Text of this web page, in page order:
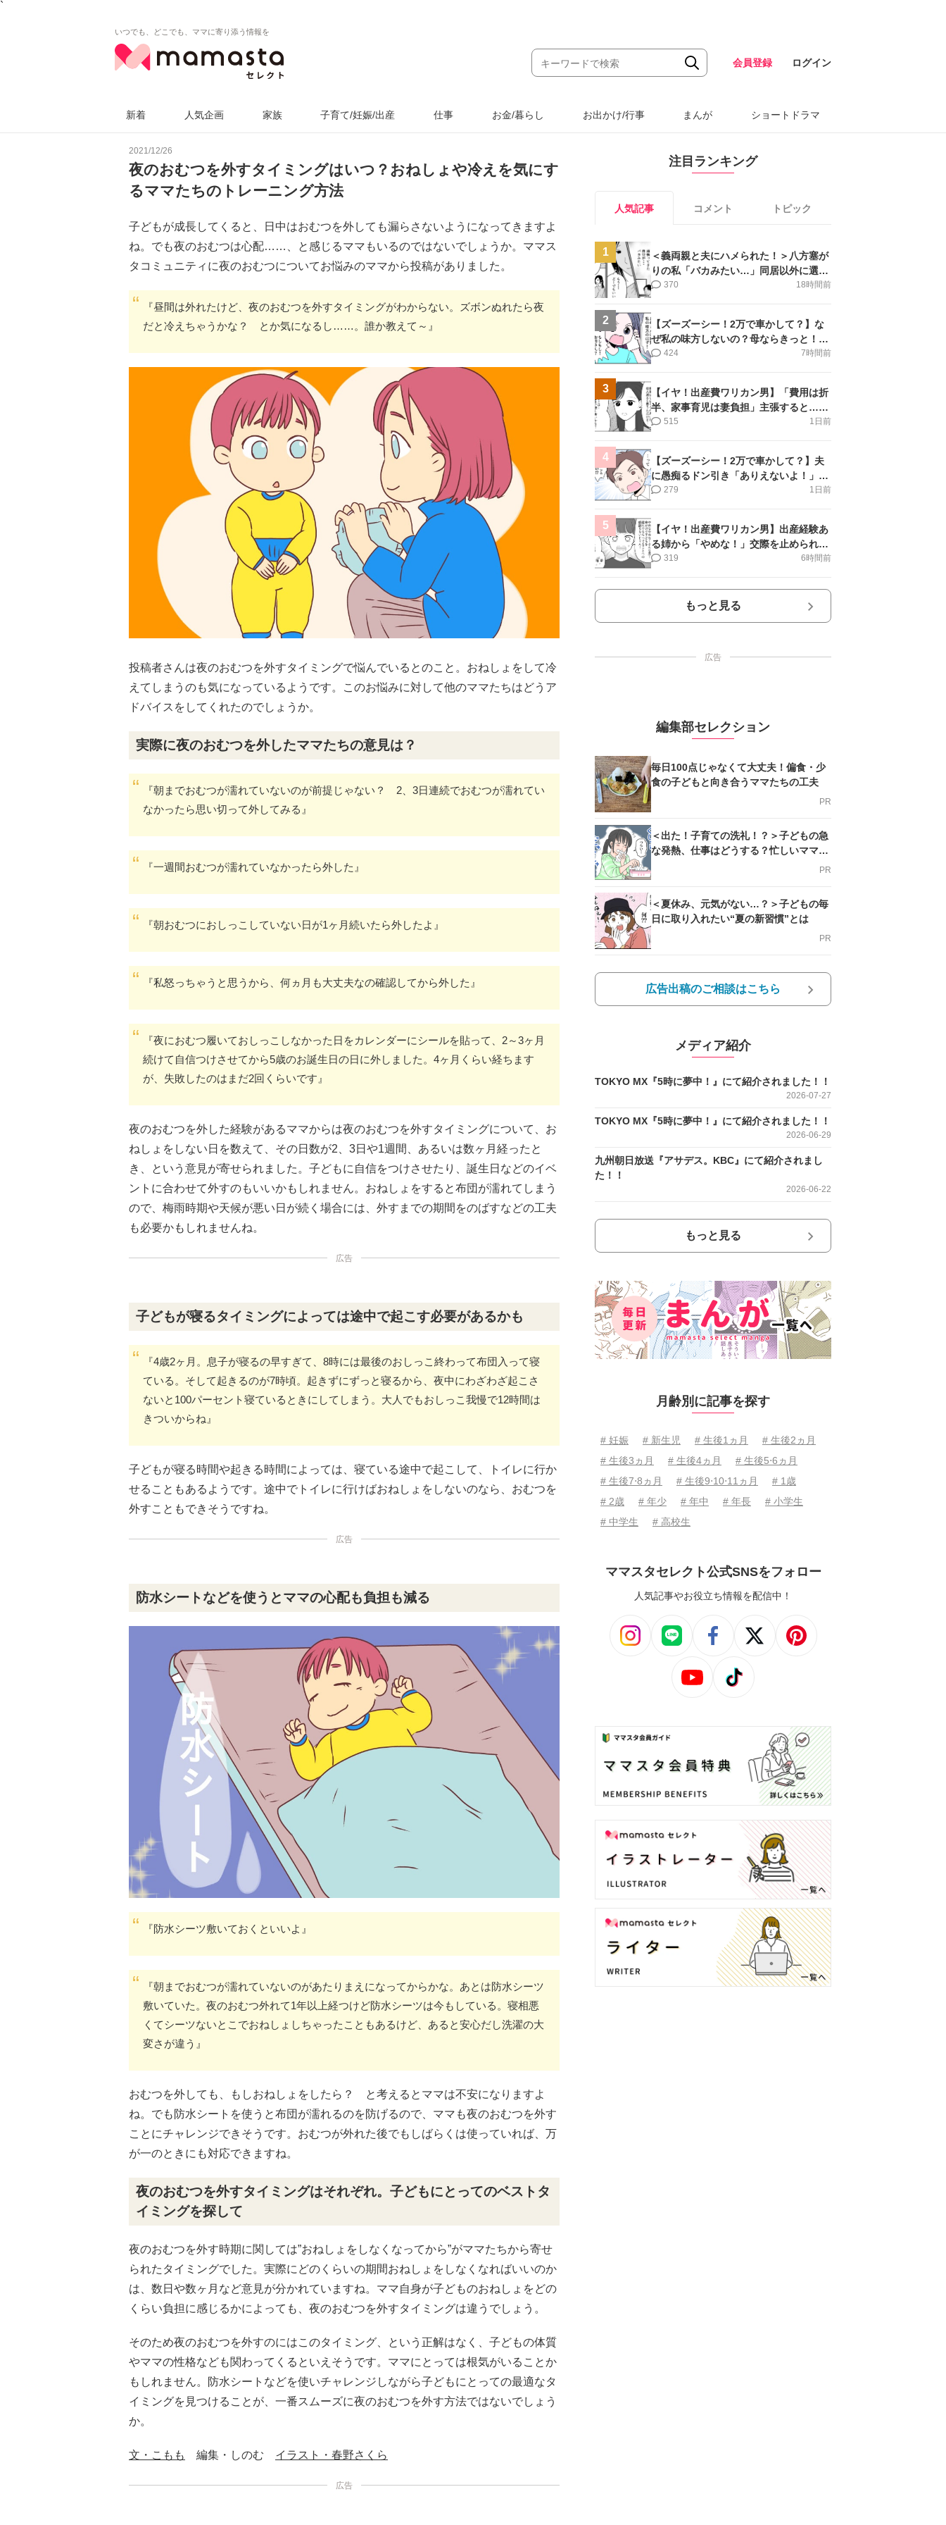
`
いつでも、どこでも、ママに寄り添う情報を
会員登録 ログイン
新着 人気企画 家族 子育て/妊娠/出産 仕事 お金/暮らし お出かけ/行事 まんが ショートドラマ
2021/12/26
夜のおむつを外すタイミングはいつ？おねしょや冷えを気にす
るママたちのトレーニング方法
子どもが成長してくると、日中はおむつを外しても漏らさないようになってきますよ
ね。でも夜のおむつは心配……、と感じるママもいるのではないでしょうか。ママス
タコミュニティに夜のおむつについてお悩みのママから投稿がありました。
『昼間は外れたけど、夜のおむつを外すタイミングがわからない。ズボンぬれたら夜
だと冷えちゃうかな？ とか気になるし……。誰か教えて～』
投稿者さんは夜のおむつを外すタイミングで悩んでいるとのこと。おねしょをして冷
えてしまうのも気になっているようです。このお悩みに対して他のママたちはどうア
ドバイスをしてくれたのでしょうか。
実際に夜のおむつを外したママたちの意見は？
『朝までおむつが濡れていないのが前提じゃない？ 2、3日連続でおむつが濡れてい
なかったら思い切って外してみる』
『一週間おむつが濡れていなかったら外した』
『朝おむつにおしっこしていない日が1ヶ月続いたら外したよ』
『私怒っちゃうと思うから、何ヵ月も大丈夫なの確認してから外した』
『夜におむつ履いておしっこしなかった日をカレンダーにシールを貼って、2～3ヶ月
続けて自信つけさせてから5歳のお誕生日の日に外しました。4ヶ月くらい経ちます
が、失敗したのはまだ2回くらいです』
夜のおむつを外した経験があるママからは夜のおむつを外すタイミングについて、お
ねしょをしない日を数えて、その日数が2、3日や1週間、あるいは数ヶ月経ったと
き、という意見が寄せられました。子どもに自信をつけさせたり、誕生日などのイベ
ントに合わせて外すのもいいかもしれません。おねしょをすると布団が濡れてしまう
ので、梅雨時期や天候が悪い日が続く場合には、外すまでの期間をのばすなどの工夫
も必要かもしれませんね。
広告
子どもが寝るタイミングによっては途中で起こす必要があるかも
『4歳2ヶ月。息子が寝るの早すぎて、8時には最後のおしっこ終わって布団入って寝
ている。そして起きるのが7時頃。起きずにずっと寝るから、夜中にわざわざ起こさ
ないと100パーセント寝ているときにしてしまう。大人でもおしっこ我慢で12時間は
きついからね』
子どもが寝る時間や起きる時間によっては、寝ている途中で起こして、トイレに行か
せることもあるようです。途中でトイレに行けばおねしょをしないのなら、おむつを
外すこともできそうですね。
広告
防水シートなどを使うとママの心配も負担も減る
『防水シーツ敷いておくといいよ』
『朝までおむつが濡れていないのがあたりまえになってからかな。あとは防水シーツ
敷いていた。夜のおむつ外れて1年以上経つけど防水シーツは今もしている。寝相悪
くてシーツないとこでおねしょしちゃったこともあるけど、あると安心だし洗濯の大
変さが違う』
おむつを外しても、もしおねしょをしたら？ と考えるとママは不安になりますよ
ね。でも防水シートを使うと布団が濡れるのを防げるので、ママも夜のおむつを外す
ことにチャレンジできそうです。おむつが外れた後でもしばらくは使っていれば、万
が一のときにも対応できますね。
夜のおむつを外すタイミングはそれぞれ。子どもにとってのベストタ
イミングを探して
夜のおむつを外す時期に関しては”おねしょをしなくなってから”がママたちから寄せ
られたタイミングでした。実際にどのくらいの期間おねしょをしなくなればいいのか
は、数日や数ヶ月など意見が分かれていますね。ママ自身が子どものおねしょをどの
くらい負担に感じるかによっても、夜のおむつを外すタイミングは違うでしょう。
そのため夜のおむつを外すのにはこのタイミング、という正解はなく、子どもの体質
やママの性格なども関わってくるといえそうです。ママにとっては根気がいることか
もしれません。防水シートなどを使いチャレンジしながら子どもにとっての最適なタ
イミングを見つけることが、一番スムーズに夜のおむつを外す方法ではないでしょう
か。
文・こもも 編集・しのむ イラスト・春野さくら
広告
注目ランキング
人気記事 コメント トピック
1
＜義両親と夫にハメられた！＞八方塞が
りの私「バカみたい…」同居以外に選択
肢がない【第5話まんが】
18時間前
370
2
【ズーズーシー！2万で車かして？】な
ぜ私の味方しないの？母ならきっと！＜
第17話＞#4コマ母道場
7時間前
424
3
【イヤ！出産費ワリカン男】「費用は折
半、家事育児は妻負担」主張すると…＜
第11話＞#4コマ母道場
1日前
515
4
【ズーズーシー！2万で車かして？】夫
に愚痴るドン引き「ありえないよ！」＜
第16話＞#4コマ母道場
1日前
279
5
【イヤ！出産費ワリカン男】出産経験あ
る姉から「やめな！」交際を止められ＜
第12話＞#4コマ母道場
6時間前
319
もっと見る
広告
編集部セレクション
毎日100点じゃなくて大丈夫！偏食・少
食の子どもと向き合うママたちの工夫
PR
＜出た！子育ての洗礼！？＞子どもの急
な発熱、仕事はどうする？忙しいママを
PR
＜夏休み、元気がない…？＞子どもの毎
日に取り入れたい“夏の新習慣”とは
PR
広告出稿のご相談はこちら
メディア紹介
TOKYO MX『5時に夢中！』にて紹介されました！！
2026-07-27
TOKYO MX『5時に夢中！』にて紹介されました！！
2026-06-29
九州朝日放送『アサデス。KBC』にて紹介されまし
た！！
2026-06-22
もっと見る
月齢別に記事を探す
# 妊娠 # 新生児 # 生後1ヵ月
# 生後2ヵ月
# 生後3ヵ月
# 生後4ヵ月
# 生後5⋅6ヵ月
# 生後7⋅8ヵ月
# 生後9⋅10⋅11ヵ月
# 1歳
# 2歳
# 年少 # 年中 # 年長
# 小学生
# 中学生
# 高校生
ママスタセレクト公式SNSをフォロー
人気記事やお役立ち情報を配信中！